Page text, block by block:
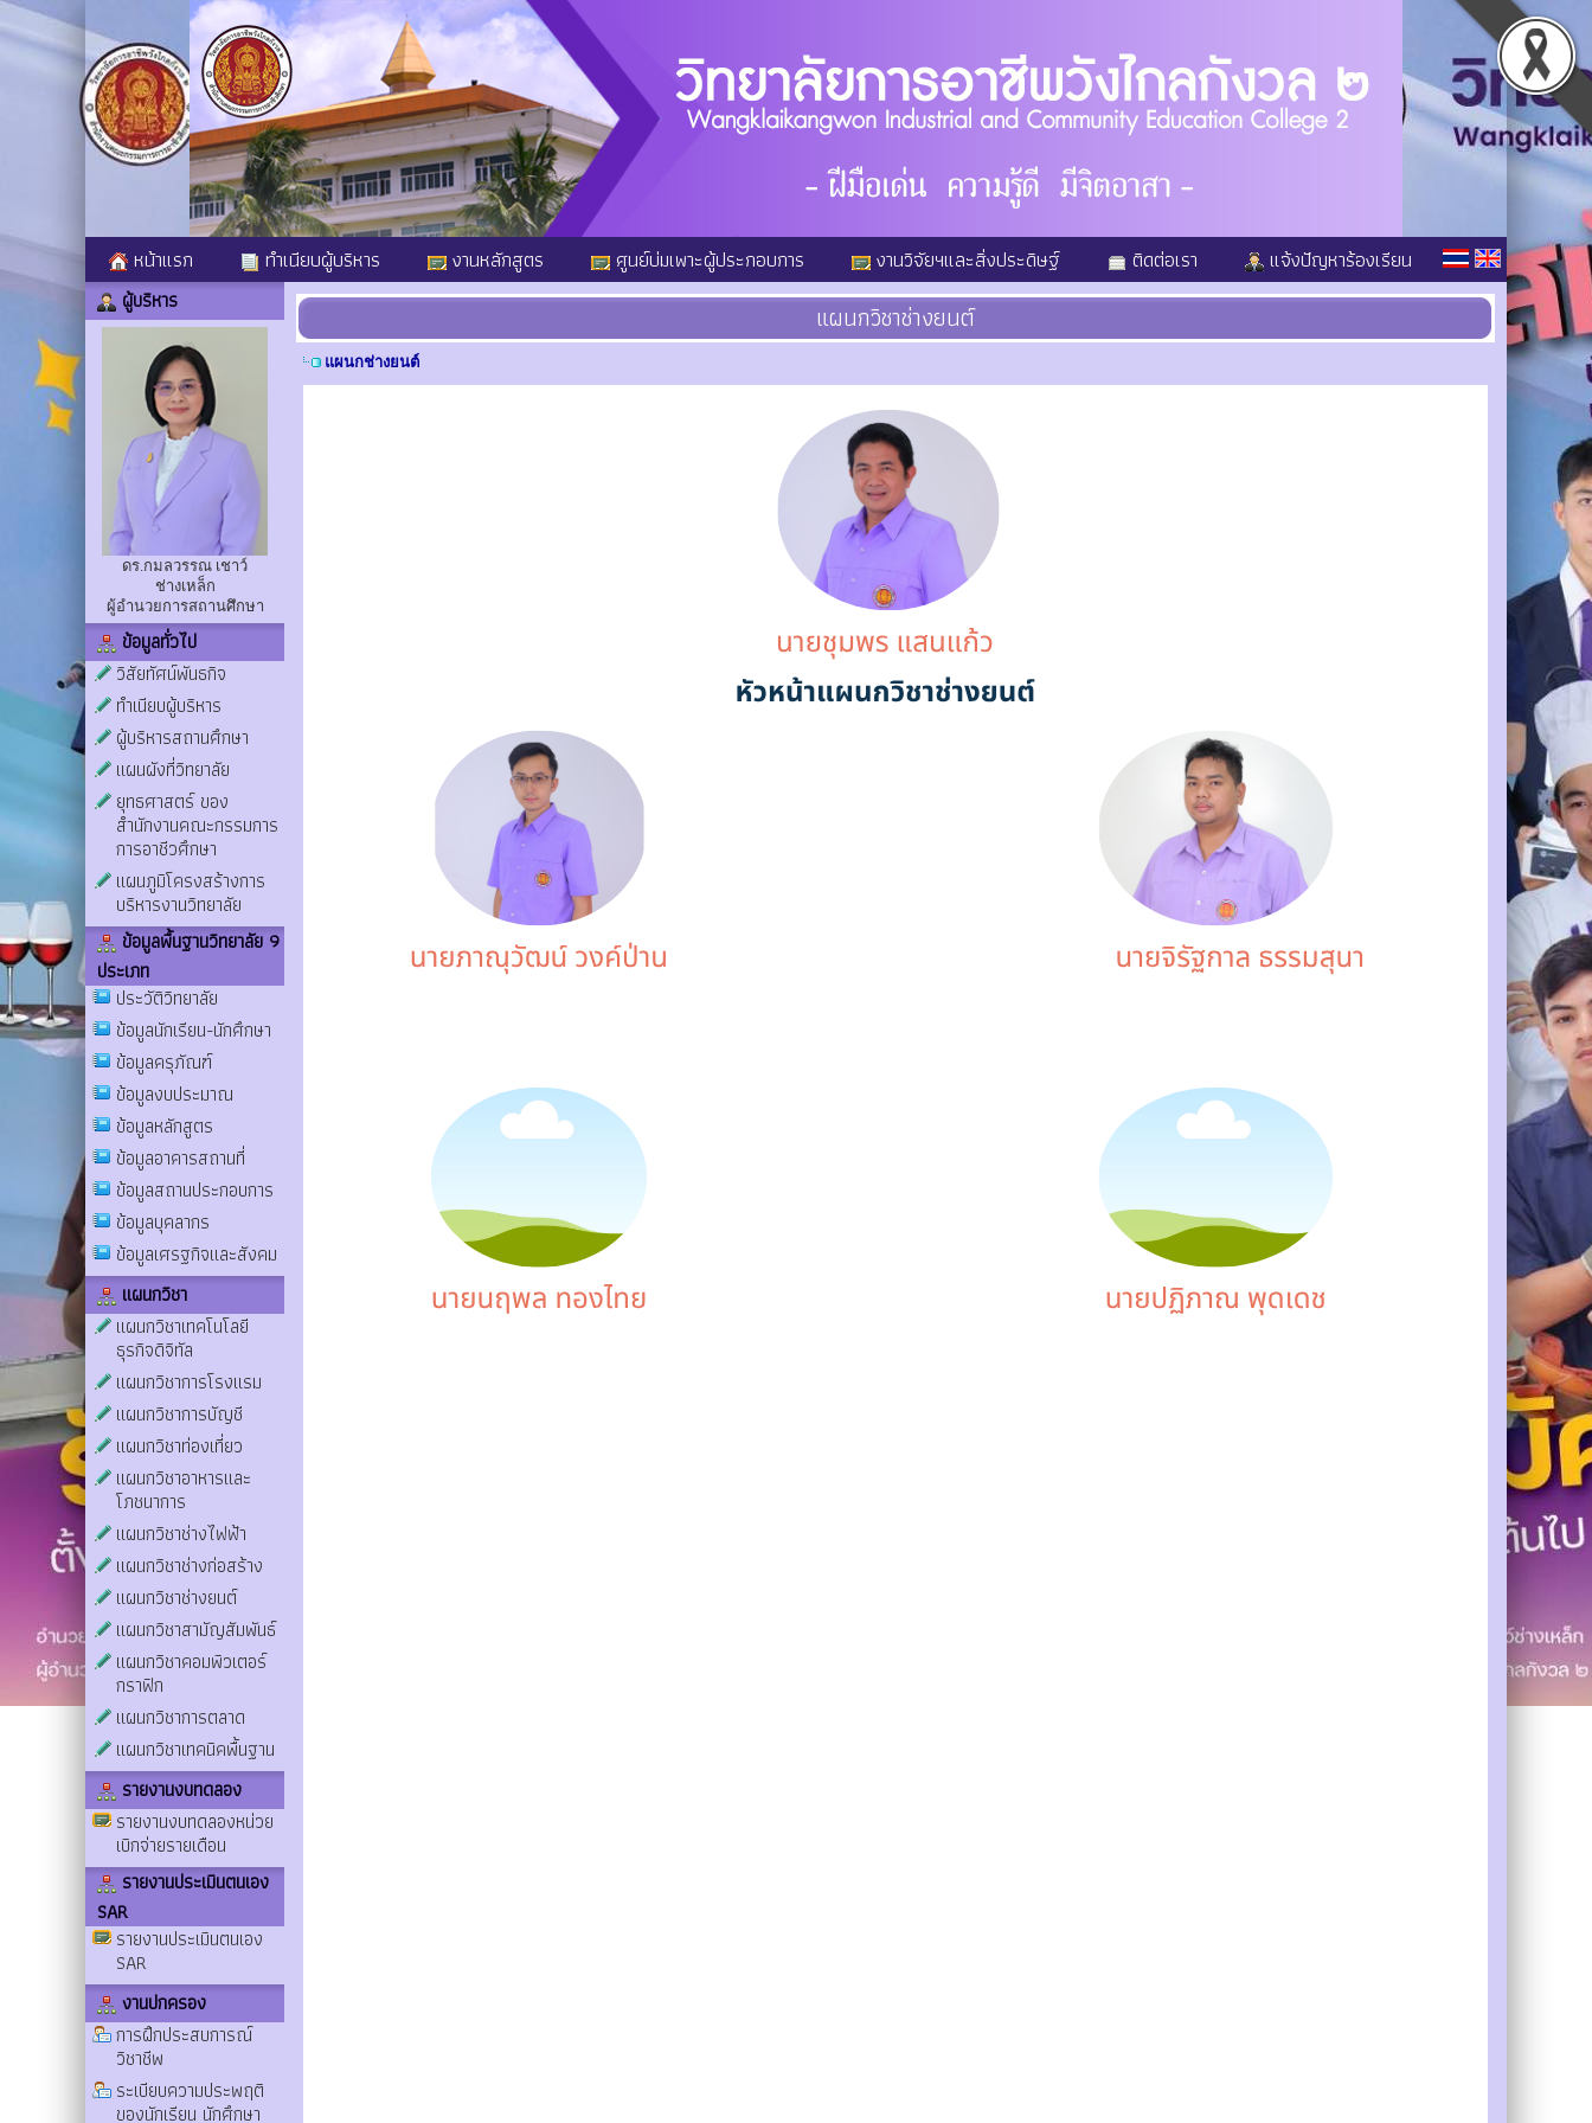
หน้าแรก ทำเนียบผู้บริหาร งานหลักสูตร ศูนย์บ่มเพาะผู้ประกอบการ งานวิจัยฯและสิ่งประดิษฐ์ ติดต่อเรา แจ้งปัญหาร้องเรียน
ผู้บริหาร
ดร.กมลวรรณ เชาว์
ช่างเหล็ก
ผู้อำนวยการสถานศึกษา
ข้อมูลทั่วไป
วิสัยทัศน์พันธกิจ
ทำเนียบผู้บริหาร
ผู้บริหารสถานศึกษา
แผนผังที่วิทยาลัย
ยุทธศาสตร์ ของ
สำนักงานคณะกรรมการ
การอาชีวศึกษา
แผนภูมิโครงสร้างการ
บริหารงานวิทยาลัย
ข้อมูลพื้นฐานวิทยาลัย 9
ประเภท
ประวัติวิทยาลัย
ข้อมูลนักเรียน-นักศึกษา
ข้อมูลครุภัณฑ์
ข้อมูลงบประมาณ
ข้อมูลหลักสูตร
ข้อมูลอาคารสถานที่
ข้อมูลสถานประกอบการ
ข้อมูลบุคลากร
ข้อมูลเศรฐกิจและสังคม
แผนกวิชา
แผนกวิชาเทคโนโลยี
ธุรกิจดิจิทัล
แผนกวิชาการโรงแรม
แผนกวิชาการบัญชี
แผนกวิชาท่องเที่ยว
แผนกวิชาอาหารและ
โภชนาการ
แผนกวิชาช่างไฟฟ้า
แผนกวิชาช่างก่อสร้าง
แผนกวิชาช่างยนต์
แผนกวิชาสามัญสัมพันธ์
แผนกวิชาคอมพิวเตอร์
กราฟิก
แผนกวิชาการตลาด
แผนกวิชาเทคนิคพื้นฐาน
รายงานงบทดลอง
รายงานงบทดลองหน่วย
เบิกจ่ายรายเดือน
รายงานประเมินตนเอง
SAR
รายงานประเมินตนเอง
SAR
งานปกครอง
การฝึกประสบการณ์
วิชาชีพ
ระเบียบความประพฤติ
ของนักเรียน นักศึกษา
แผนกวิชาช่างยนต์
แผนกช่างยนต์